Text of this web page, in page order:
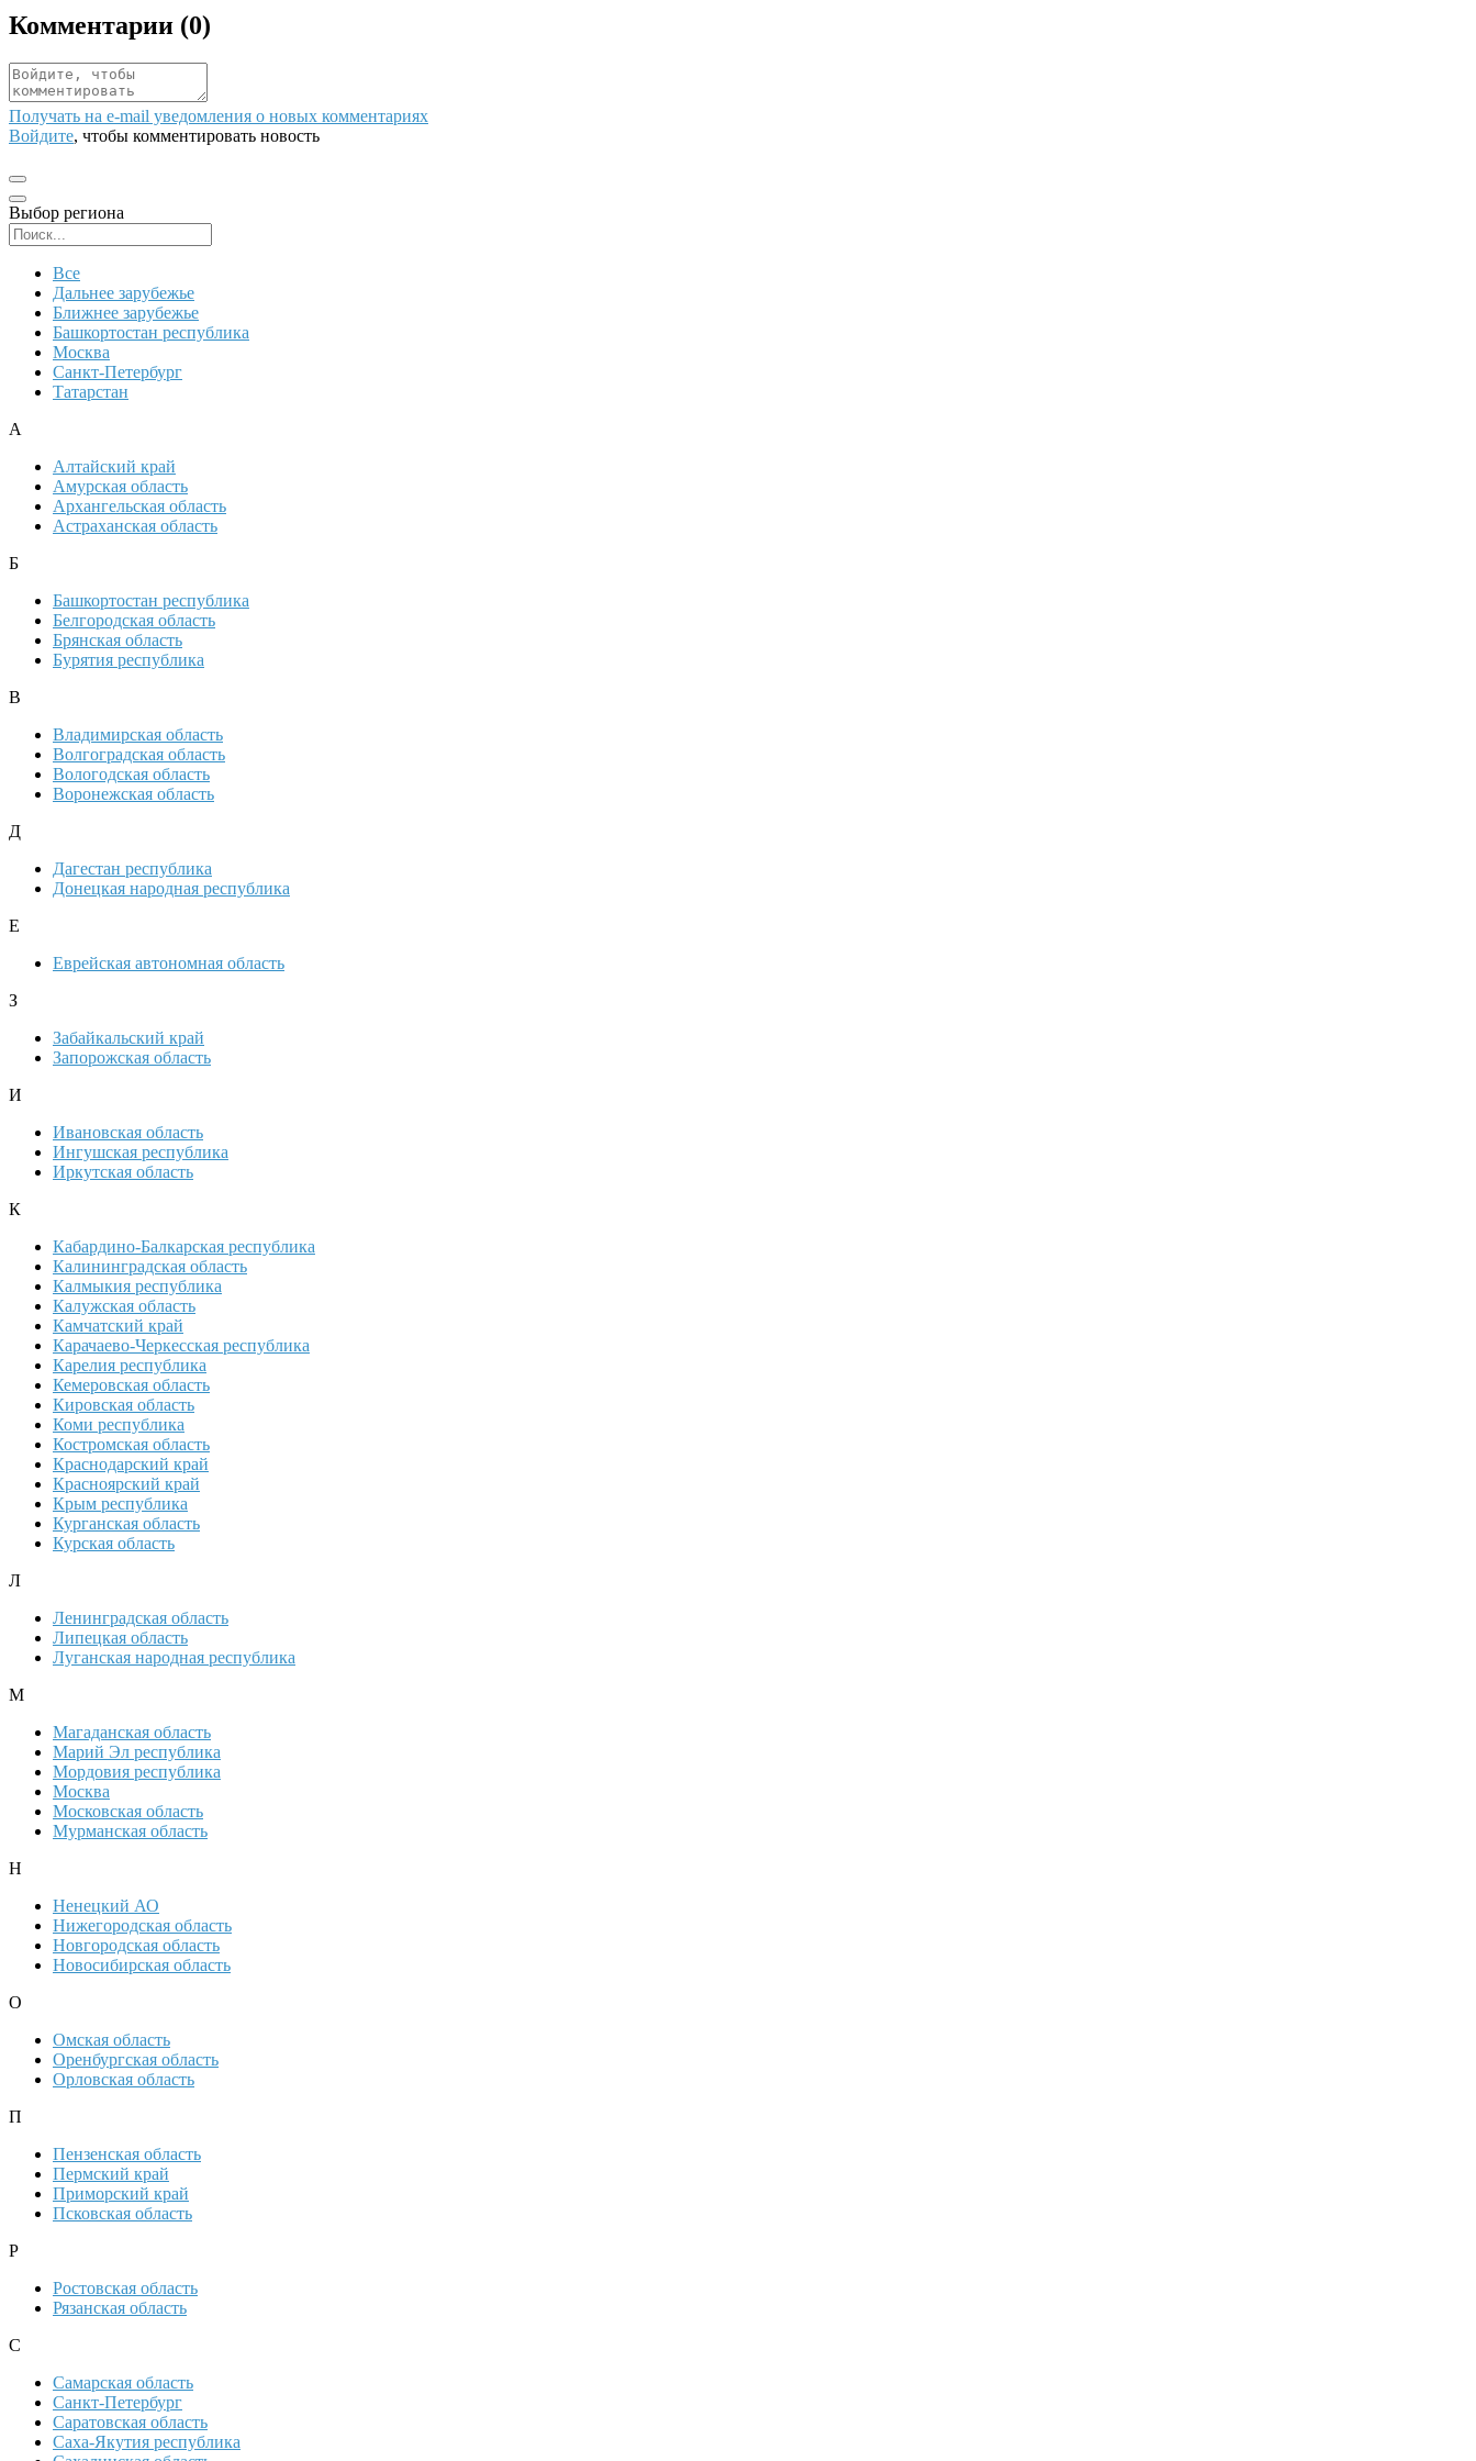
Комментарии (0)
Получать на e‑mail уведомления о новых комментариях
Войдите, чтобы комментировать новость
Выбор региона
Все
Дальнее зарубежье
Ближнее зарубежье
Башкортостан республика
Москва
Санкт-Петербург
Татарстан
А
Алтайский край
Амурская область
Архангельская область
Астраханская область
Б
Башкортостан республика
Белгородская область
Брянская область
Бурятия республика
В
Владимирская область
Волгоградская область
Вологодская область
Воронежская область
Д
Дагестан республика
Донецкая народная республика
Е
Еврейская автономная область
З
Забайкальский край
Запорожская область
И
Ивановская область
Ингушская республика
Иркутская область
К
Кабардино-Балкарская республика
Калининградская область
Калмыкия республика
Калужская область
Камчатский край
Карачаево-Черкесская республика
Карелия республика
Кемеровская область
Кировская область
Коми республика
Костромская область
Краснодарский край
Красноярский край
Крым республика
Курганская область
Курская область
Л
Ленинградская область
Липецкая область
Луганская народная республика
М
Магаданская область
Марий Эл республика
Мордовия республика
Москва
Московская область
Мурманская область
Н
Ненецкий АО
Нижегородская область
Новгородская область
Новосибирская область
О
Омская область
Оренбургская область
Орловская область
П
Пензенская область
Пермский край
Приморский край
Псковская область
Р
Ростовская область
Рязанская область
С
Самарская область
Санкт-Петербург
Саратовская область
Саха-Якутия республика